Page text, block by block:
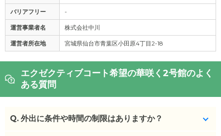
バリアフリー -
運営事業者名 株式会社中川
運営者所在地 宮城県仙台市青葉区小田原4丁目2-18
エクゼクティブコート希望の華咲く2号館のよく
ある質問
Q. 外出に条件や時間の制限はありますか？